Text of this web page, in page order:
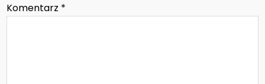
Komentarz *